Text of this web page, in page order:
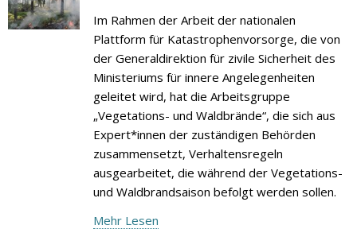
Im Rahmen der Arbeit der nationalen
Plattform für Katastrophenvorsorge, die von
der Generaldirektion für zivile Sicherheit des
Ministeriums für innere Angelegenheiten
geleitet wird, hat die Arbeitsgruppe
„Vegetations- und Waldbrände“, die sich aus
Expert*innen der zuständigen Behörden
zusammensetzt, Verhaltensregeln
ausgearbeitet, die während der Vegetations-
und Waldbrandsaison befolgt werden sollen.
Mehr Lesen